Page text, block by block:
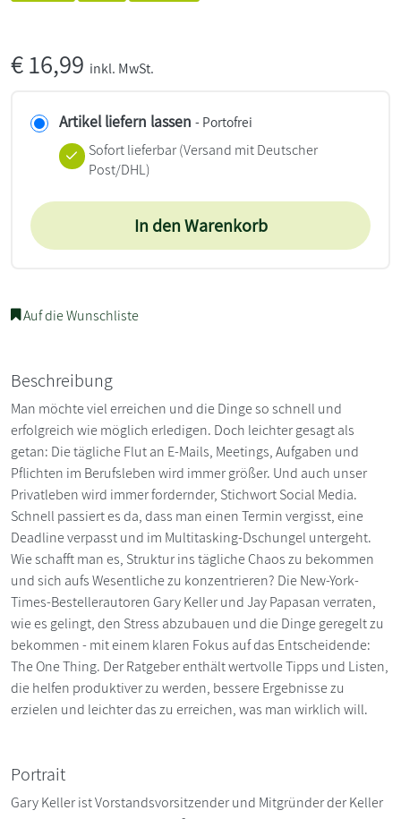
€16,99 inkl. MwSt.
Artikel liefern lassen - Portofrei
Sofort lieferbar(Versand mit Deutscher
Post/DHL)
In den Warenkorb
Auf die Wunschliste
Beschreibung
Man möchte viel erreichen und die Dinge so schnell und
erfolgreich wie möglich erledigen. Doch leichter gesagt als
getan: Die tägliche Flut an E-Mails, Meetings, Aufgaben und
Pflichten im Berufsleben wird immer größer. Und auch unser
Privatleben wird immer fordernder, Stichwort Social Media.
Schnell passiert es da, dass man einen Termin vergisst, eine
Deadline verpasst und im Multitasking-Dschungel untergeht.
Wie schafft man es, Struktur ins tägliche Chaos zu bekommen
und sich aufs Wesentliche zu konzentrieren? Die New-York-
Times-Bestellerautoren Gary Keller und Jay Papasan verraten,
wie es gelingt, den Stress abzubauen und die Dinge geregelt zu
bekommen - mit einem klaren Fokus auf das Entscheidende:
The One Thing. Der Ratgeber enthält wertvolle Tipps und Listen,
die helfen produktiver zu werden, bessere Ergebnisse zu
erzielen und leichter das zu erreichen, was man wirklich will.
Portrait
Gary Keller ist Vorstandsvorsitzender und Mitgründer der Keller